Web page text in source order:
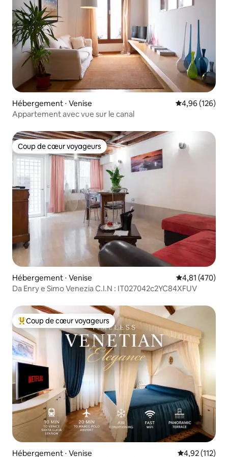
Hébergement ⋅ Venise Évaluation
4,96 (126)
Appartement avec vue sur le canal
Coup de cœur voyageurs
Coup de cœur voyageurs
Hébergement ⋅ Venise Évaluation
4,81 (470)
Da Enry e Simo Venezia C.I.N : IT027042c2YC84XFUV
Coups de cœur voyageurs les plus appréciés
Coup de cœur voyageurs
Hébergement ⋅ Venise Évaluation
4,92 (112)